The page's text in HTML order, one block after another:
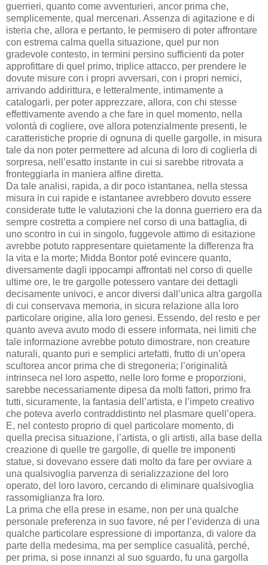
guerrieri, quanto come avventurieri, ancor prima che,
semplicemente, qual mercenari. Assenza di agitazione e di
isteria che, allora e pertanto, le permisero di poter affrontare
con estrema calma quella situazione, quel pur non
gradevole contesto, in termini persino sufficienti da poter
approfittare di quel primo, triplice attacco, per prendere le
dovute misure con i propri avversari, con i propri nemici,
arrivando addirittura, e letteralmente, intimamente a
catalogarli, per poter apprezzare, allora, con chi stesse
effettivamente avendo a che fare in quel momento, nella
volontà di cogliere, ove allora potenzialmente presenti, le
caratteristiche proprie di ognuna di quelle gargolle, in misura
tale da non poter permettere ad alcuna di loro di coglierla di
sorpresa, nell’esatto instante in cui si sarebbe ritrovata a
fronteggiarla in maniera alfine diretta.
Da tale analisi, rapida, a dir poco istantanea, nella stessa
misura in cui rapide e istantanee avrebbero dovuto essere
considerate tutte le valutazioni che la donna guerriero era da
sempre costretta a compiere nel corso di una battaglia, di
uno scontro in cui in singolo, fuggevole attimo di esitazione
avrebbe potuto rappresentare quietamente la differenza fra
la vita e la morte; Midda Bontor poté evincere quanto,
diversamente dagli ippocampi affrontati nel corso di quelle
ultime ore, le tre gargolle potessero vantare dei dettagli
decisamente univoci, e ancor diversi dall’unica altra gargolla
di cui conservava memoria, in sicura relazione alla loro
particolare origine, alla loro genesi. Essendo, del resto e per
quanto aveva avuto modo di essere informata, nei limiti che
tale informazione avrebbe potuto dimostrare, non creature
naturali, quanto puri e semplici artefatti, frutto di un’opera
scultorea ancor prima che di stregoneria; l’originalità
intrinseca nel loro aspetto, nelle loro forme e proporzioni,
sarebbe necessariamente dipesa da molti fattori, primo fra
tutti, sicuramente, la fantasia dell’artista, e l’impeto creativo
che poteva averlo contraddistinto nel plasmare quell’opera.
E, nel contesto proprio di quel particolare momento, di
quella precisa situazione, l’artista, o gli artisti, alla base della
creazione di quelle tre gargolle, di quelle tre imponenti
statue, si dovevano essere dati molto da fare per ovviare a
una qualsivoglia parvenza di serializzazione del loro
operato, del loro lavoro, cercando di eliminare qualsivoglia
rassomiglianza fra loro.
La prima che ella prese in esame, non per una qualche
personale preferenza in suo favore, né per l’evidenza di una
qualche particolare espressione di importanza, di valore da
parte della medesima, ma per semplice casualità, perché,
per prima, si pose innanzi al suo sguardo, fu una gargolla